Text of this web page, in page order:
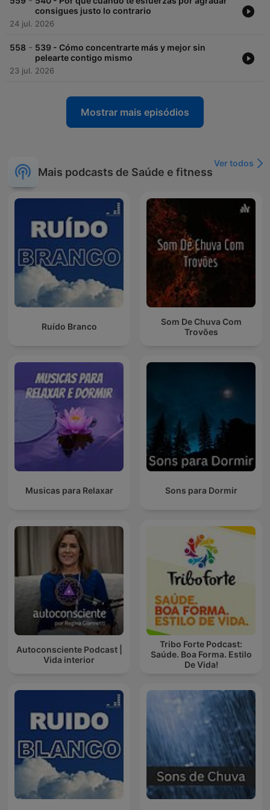
¿Te apuntas?
https://www.spreaker.com/podcast/ideas-para-vivir-mejor-
-5343176/support.
consigues justo lo contrario
24 jul. 2026
558 - 539 - Cómo concentrarte más y mejor sin
pelearte contigo mismo
23 jul. 2026
Mostrar mais episódios
Mais podcasts de Saúde e fitness
Ver todos
Ruído Branco
Som De Chuva Com
Trovões
Musicas para Relaxar Sons para Dormir
Autoconsciente Podcast |
Vida interior
Tribo Forte Podcast:
Saúde. Boa Forma. Estilo
De Vida!